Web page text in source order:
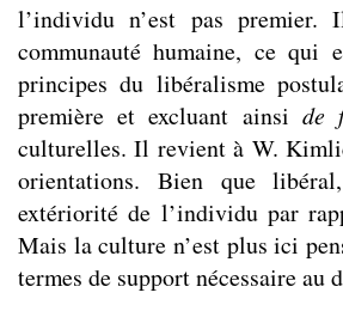
l’individu n’est pas
communauté humaine, ce qui
principes du libéralisme
première et excluant ainsi de
culturelles. Il revient à W.
orientations. Bien que
extériorité de l’individu par
Mais la culture n’est plus ici
termes de support nécessaire au